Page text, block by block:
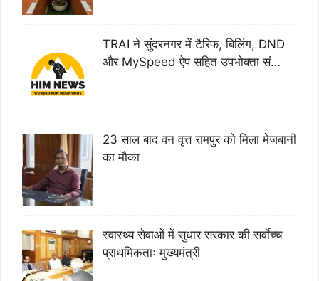
TRAI ने सुंदरनगर में टैरिफ, बिलिंग, DND
और MySpeed ऐप सहित उपभोक्ता सं…
23 साल बाद वन वृत्त रामपुर को मिला मेजबानी
का मौका
स्वास्थ्य सेवाओं में सुधार सरकार की सर्वाेच्च
प्राथमिकताः मुख्यमंत्री